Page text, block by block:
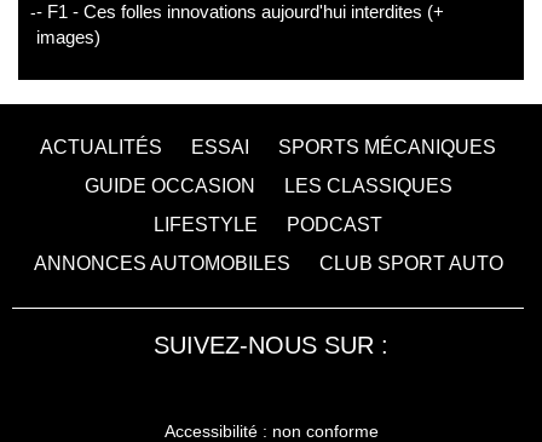
- F1 - Ces folles innovations aujourd'hui interdites (+
images)
ACTUALITÉS ESSAI
SPORTS MÉCANIQUES
GUIDE OCCASION
LES CLASSIQUES
LIFESTYLE
PODCAST
ANNONCES AUTOMOBILES
CLUB SPORT AUTO
SUIVEZ-NOUS SUR :
Accessibilité : non conforme